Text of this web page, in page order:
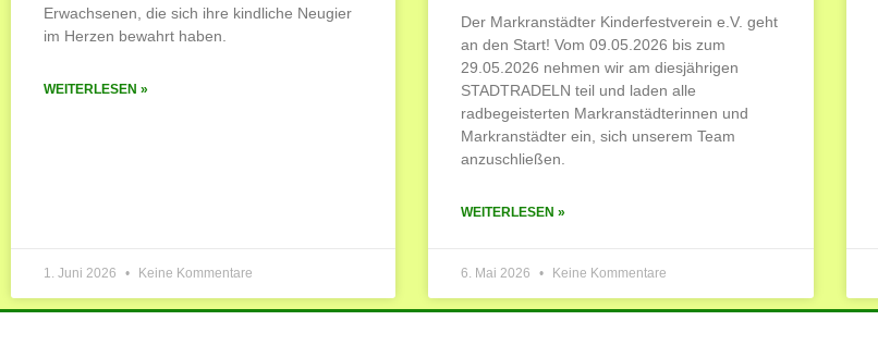
Erwachsenen, die sich ihre kindliche Neugier
im Herzen bewahrt haben.
WEITERLESEN »
1. Juni 2026 Keine Kommentare
Der Markranstädter Kinderfestverein e.V. geht
an den Start! Vom 09.05.2026 bis zum
29.05.2026 nehmen wir am diesjährigen
STADTRADELN teil und laden alle
radbegeisterten Markranstädterinnen und
Markranstädter ein, sich unserem Team
anzuschließen.
WEITERLESEN »
6. Mai 2026 Keine Kommentare